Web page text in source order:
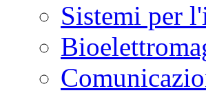
Sistemi per